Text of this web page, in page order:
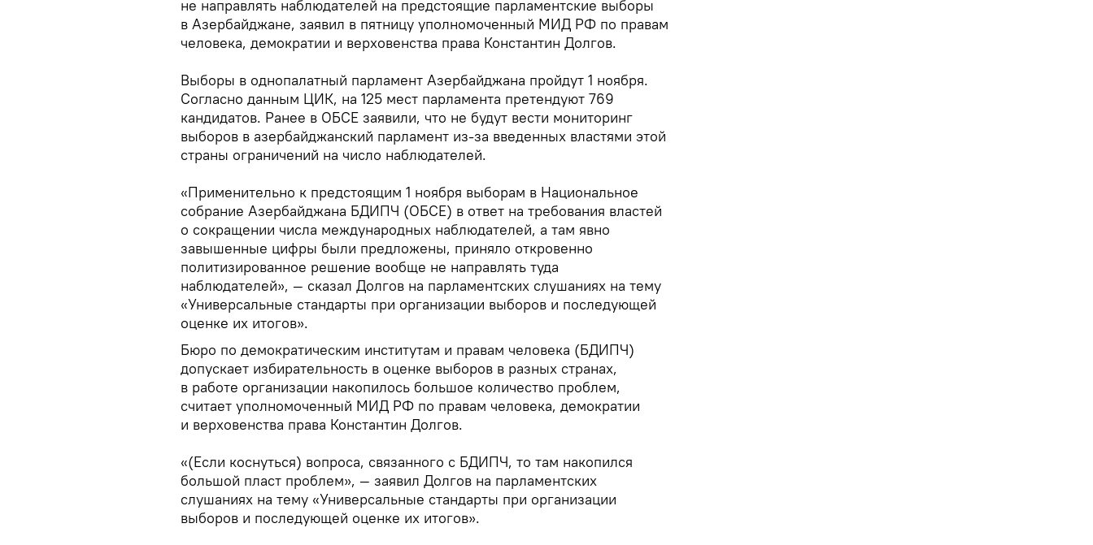
не направлять наблюдателей на предстоящие парламентские выборы
в Азербайджане, заявил в пятницу уполномоченный МИД РФ по правам
человека, демократии и верховенства права Константин Долгов.
Выборы в однопалатный парламент Азербайджана пройдут 1 ноября.
Согласно данным ЦИК, на 125 мест парламента претендуют 769
кандидатов. Ранее в ОБСЕ заявили, что не будут вести мониторинг
выборов в азербайджанский парламент из-за введенных властями этой
страны ограничений на число наблюдателей.
«Применительно к предстоящим 1 ноября выборам в Национальное
собрание Азербайджана БДИПЧ (ОБСЕ) в ответ на требования властей
о сокращении числа международных наблюдателей, а там явно
завышенные цифры были предложены, приняло откровенно
политизированное решение вообще не направлять туда
наблюдателей», — сказал Долгов на парламентских слушаниях на тему
«Универсальные стандарты при организации выборов и последующей
оценке их итогов».
Бюро по демократическим институтам и правам человека (БДИПЧ)
допускает избирательность в оценке выборов в разных странах,
в работе организации накопилось большое количество проблем,
считает уполномоченный МИД РФ по правам человека, демократии
и верховенства права Константин Долгов.
«(Если коснуться) вопроса, связанного с БДИПЧ, то там накопился
большой пласт проблем», — заявил Долгов на парламентских
слушаниях на тему «Универсальные стандарты при организации
выборов и последующей оценке их итогов».